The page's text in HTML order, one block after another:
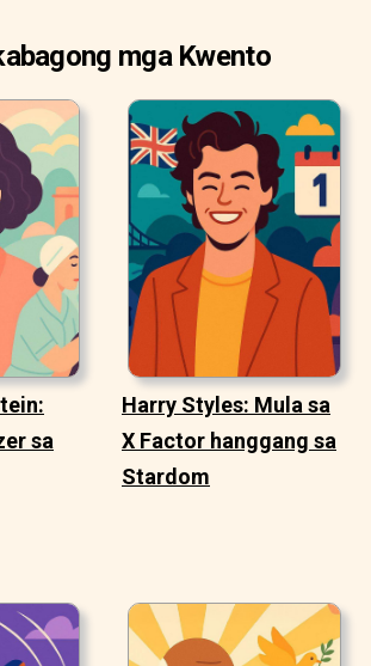
mga Kwento
sa
Harry Styles: Mula sa
X Factor hanggang sa
Stardom